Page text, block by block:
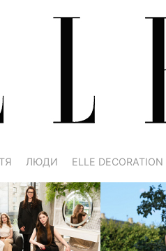
ЛЮДИ ELLE DECORATION